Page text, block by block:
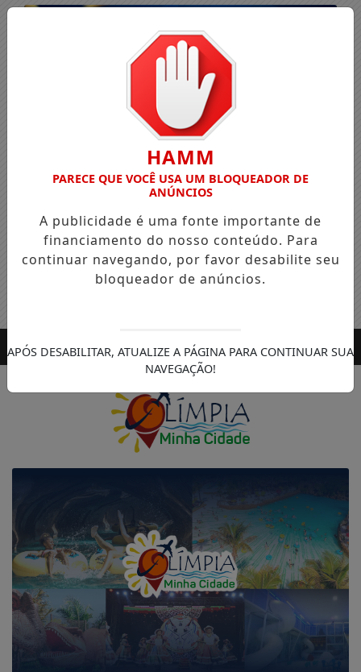
Entrar
HAMM
PARECE QUE VOCÊ USA UM BLOQUEADOR DE
ANÚNCIOS
A publicidade é uma fonte importante de
financiamento do nosso conteúdo. Para
continuar navegando, por favor desabilite seu
bloqueador de anúncios.
APÓS DESABILITAR, ATUALIZE A PÁGINA PARA CONTINUAR SUA
NAVEGAÇÃO!